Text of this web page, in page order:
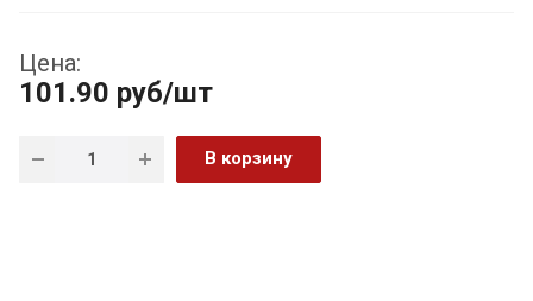
Цена:
101.90 руб/шт
В корзину